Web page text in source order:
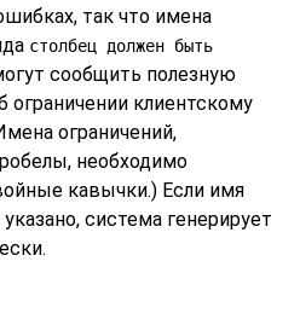
так что имена
столбец должен быть
сообщить полезную
клиентскому
ограничений,
необходимо
кавычки.) Если имя
система генерирует